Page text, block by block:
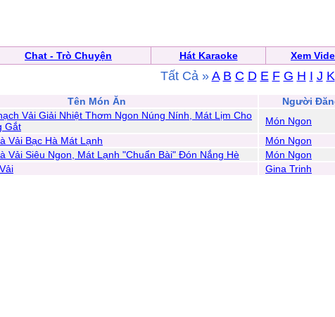
Chat - Trò Chuyện Hát Karaoke Xem
Tất Cả » A B C D E F G H I J K
Tên Món Ăn Người
Vải Giải Nhiệt Thơm Ngon Núng Nính, Mát Lịm Cho
Gắt
Món Ngon
Vải Bạc Hà Mát Lạnh
Món Ngon
Vải Siêu Ngon, Mát Lạnh "Chuẩn Bài" Đón Nắng Hè
Món Ngon
Gina Trinh